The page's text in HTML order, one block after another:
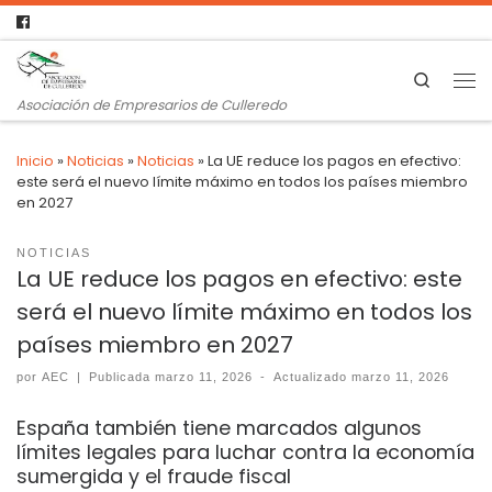
Asociación de Empresarios de Culleredo
Search
Inicio »Noticias »Noticias »La UE reduce los pagos en efectivo:
este será el nuevo límite máximo en todos los países miembro
en 2027
NOTICIAS
La UE reduce los pagos en efectivo: este
será el nuevo límite máximo en todos los
países miembro en 2027
por AEC | Publicadamarzo 11, 2026 - Actualizadomarzo 11, 2026
España también tiene marcados algunos
límites legales para luchar contra la economía
sumergida y el fraude fiscal